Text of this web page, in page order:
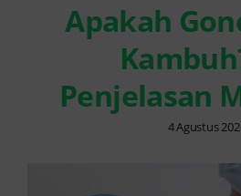
Apakah
Penjelasan
4 Agustus